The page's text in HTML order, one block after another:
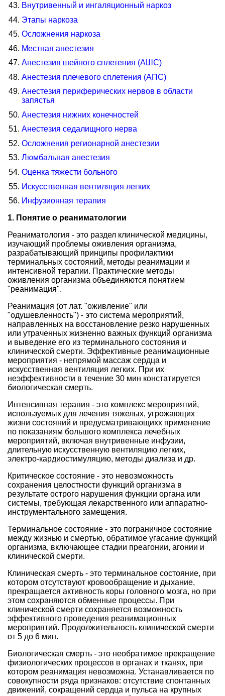
Внутривенный и ингаляционный наркоз
Этапы наркоза
Осложнения наркоза
Местная анестезия
Анестезия шейного сплетения (АШС)
Анестезия плечевого сплетения (АПС)
Анестезия периферических нервов в области
запястья
Анестезия нижних конечностей
Анестезия седалищного нерва
Осложнения регионарной анестезии
Люмбальная анестезия
Оценка тяжести больного
Искусственная вентиляция легких
Инфузионная терапия
1. Понятие о реаниматологии
Реаниматология - это раздел клинической медицины,
изучающий проблемы оживления организма,
разрабатывающий принципы профилактики
терминальных состояний, методы реанимации и
интенсивной терапии. Практические методы
оживления организма объединяются понятием
"реанимация".
Реанимация (от лат. "оживление" или
"одушевленность") - это система мероприятий,
направленных на восстановление резко нарушенных
или утраченных жизненно важных функций организма
и выведение его из терминального состояния и
клинической смерти. Эффективные реанимационные
мероприятия - непрямой массаж сердца и
искусственная вентиляция легких. При их
неэффективности в течение 30 мин констатируется
биологическая смерть.
Интенсивная терапия - это комплекс мероприятий,
используемых для лечения тяжелых, угрожающих
жизни состояний и предусматривающихх применение
по показаниям большого комплекса лечебных
мероприятий, включая внутривенные инфузии,
длительную искусственную вентиляцию легких,
электро-кардиостимуляцию, методы диализа и др.
Критическое состояние - это невозможность
сохранения целостности функций организма в
результате острого нарушения функции органа или
системы, требующая лекарственного или аппаратно-
инструментального замещения.
Терминальное состояние - это пограничное состояние
между жизнью и смертью, обратимое угасание функций
организма, включающее стадии преагонии, агонии и
клинической смерти.
Клиническая смерть - это терминальное состояние, при
котором отсутствуют кровообращение и дыхание,
прекращается активность коры головного мозга, но при
этом сохраняются обменные процессы. При
клинической смерти сохраняется возможность
эффективного проведения реанимационных
мероприятий. Продолжительность клинической смерти
от 5 до 6 мин.
Биологическая смерть - это необратимое прекращение
физиологических процессов в органах и тканях, при
котором реанимация невозможна. Устанавливается по
совокупности ряда признаков: отсутствие спонтанных
движений, сокращений сердца и пульса на крупных